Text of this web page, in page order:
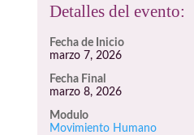
Detalles del evento:
Fecha de Inicio
marzo 7, 2026
Fecha Final
marzo 8, 2026
Modulo
Movimiento Humano